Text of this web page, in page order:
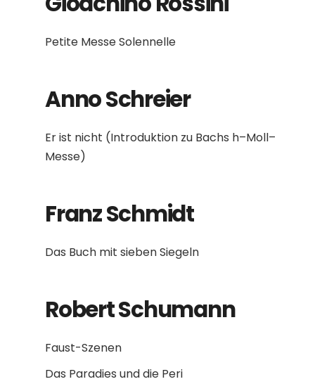
Petite Messe Solennelle
Anno Schreier
Er ist nicht (Introduktion zu Bachs h–Moll–
Messe)
Franz Schmidt
Das Buch mit sieben Siegeln
Robert Schumann
Faust-Szenen
Das Paradies und die Peri